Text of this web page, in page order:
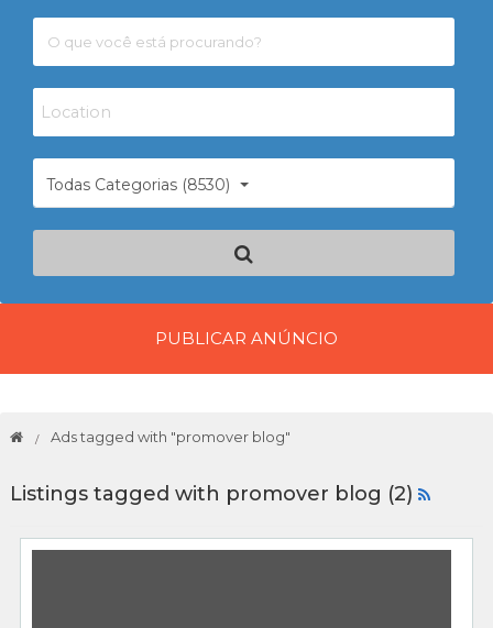
Todas Categorias (8530)
PUBLICAR ANÚNCIO
Ads tagged with "promover blog"
Listings tagged with promover blog (2)